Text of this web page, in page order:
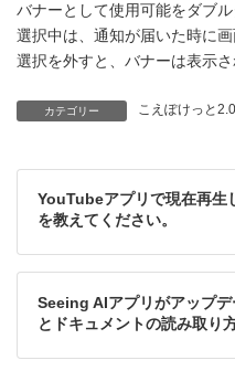
バナーとして使用可能をダブ
選択中は、通知が届いた時に
選択を外すと、バナーは表示
カテゴリー こえぽけっと2.0
YouTubeアプリで現在再生
を教えてください。
Seeing AIアプリがアップ
とドキュメントの読み取り